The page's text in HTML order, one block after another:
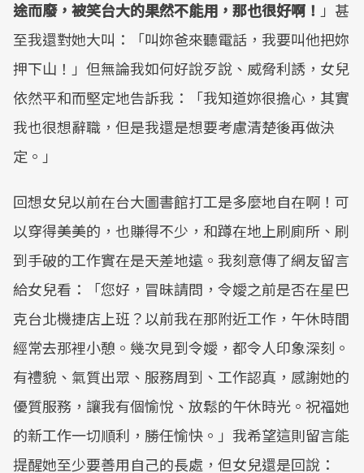
途而廢，被笑台大的果然不能用，那也很好啊！ 」甚
至我還對她大叫：「叫妳爸來聽電話，我要叫他把妳
押下山！」但無論我如何好說歹說、威脅利誘，女兒
依然平和而堅定地告訴我：「我知道妳很擔心，其實
我也很想辭職，但是我還是想要考慮清楚後再做決
定。」
回想女兒以前在台大圖書館打工是多麼地自在啊！可
以穿得美美的，也賺得不少，和蹲在地上刷廁所、刷
到手破的工作實在是天差地遠。我刻意傳了網友留言
給女兒看：「您好，冒昧請問，令嬡之前是否在星巴
克台北機捷店上班？以前我在那附近工作，午休時間
經常去那裡小憩。幾次見到令嬡，都令人印象深刻。
有禮貌、氣質出眾、服務周到、工作認真，感謝她的
優質服務，讓我有個愉悅、放鬆的午休時光。祝福她
的新工作一切順利，勝任愉快。」我希望這則留言能
提醒她至少要善用自己的長處，但女兒還是回說：